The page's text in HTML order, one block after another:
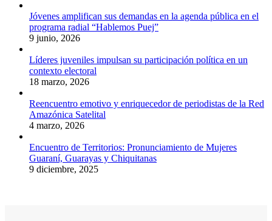
Jóvenes amplifican sus demandas en la agenda pública en el
programa radial “Hablemos Puej”
9 junio, 2026
Líderes juveniles impulsan su participación política en un
contexto electoral
18 marzo, 2026
Reencuentro emotivo y enriquecedor de periodistas de la Red
Amazónica Satelital
4 marzo, 2026
Encuentro de Territorios: Pronunciamiento de Mujeres
Guaraní, Guarayas y Chiquitanas
9 diciembre, 2025